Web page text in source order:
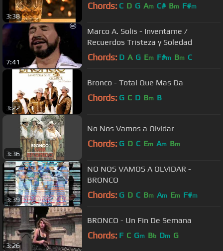
3:38
Chords: C D G Am C# Bm F#m
7:41
Marco A. Solis - Inventame /
Recuerdos Tristeza y Soledad
Chords: D A G Em F#m Bm C
3:22
Bronco - Total Que Mas Da
Chords: G C D Bm B
3:36
No Nos Vamos a Olvidar
Chords: G D C Em Am Bm
3:39
NO NOS VAMOS A OLVIDAR -
BRONCO
Chords: G D C Bm Am Em F#m
3:26
BRONCO - Un Fin De Semana
Chords: F C Gm Bb Dm G